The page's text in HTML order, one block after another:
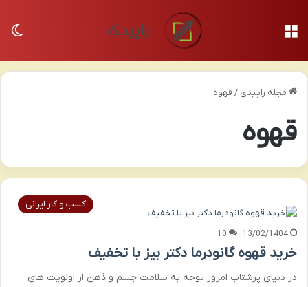
مجله راپیدی / قهوه
قهوه
کسب و کار ایرانی
13/02/1404
10
خرید قهوه گانودرما دکتر بیز با تخفیف
در دنیای پرشتاب امروز توجه به سلامت جسم و ذهن از اولویت های